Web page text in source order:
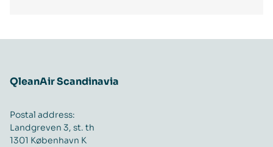
QleanAir Scandinavia
Postal address:
Landgreven 3, st. th
1301 København K